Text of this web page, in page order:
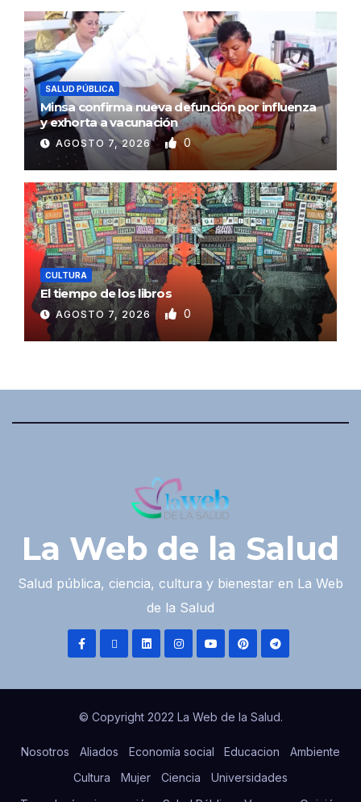
SALUD PÚBLICA
Minsa confirma nueva defunción por influenza
y exhorta a vacunación
AGOSTO 7, 2026 0
CULTURA
El tiempo de los libros
AGOSTO 7, 2026 0
La Web de la Salud
Salud pública, ciencia, cultura y bienestar en La Web
de la Salud
© Copyright 2022 La Web de la Salud.
Nosotros Aliados Economía social Educacion
Ambiente
Cultura
Mujer Ciencia
Universidades